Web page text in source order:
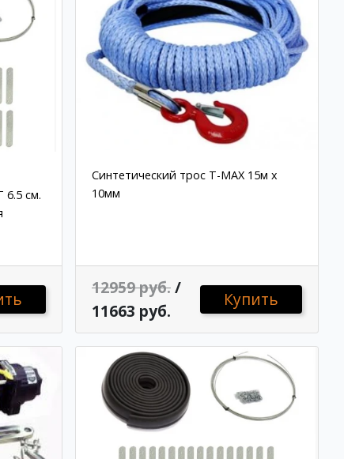
см.
Синтетический трос T-MAX 15м x
10мм
12959 руб./
11663 руб.
Купить